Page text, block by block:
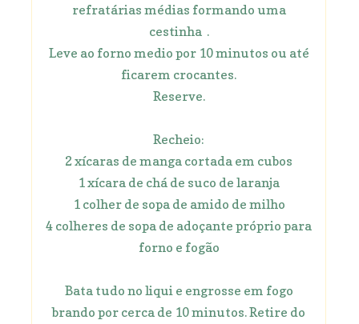
refratárias médias formando uma
cestinha .
Leve ao forno medio por 10 minutos ou até
ficarem crocantes.
Reserve.
Recheio:
2 xícaras de manga cortada em cubos
1 xícara de chá de suco de laranja
1 colher de sopa de amido de milho
4 colheres de sopa de adoçante próprio para
forno e fogão
Bata tudo no liqui e engrosse em fogo
brando por cerca de 10 minutos. Retire do